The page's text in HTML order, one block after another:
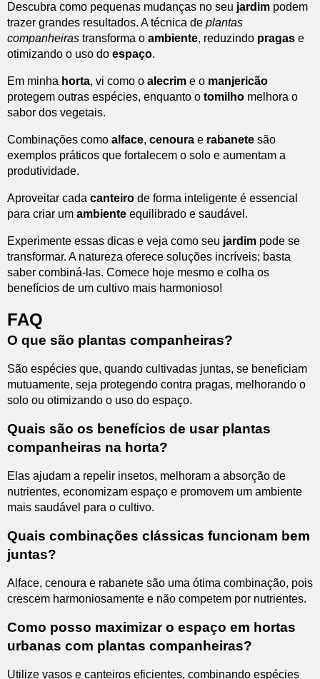
Descubra como pequenas mudanças no seu jardim podem
trazer grandes resultados. A técnica de plantas
companheiras transforma o ambiente, reduzindo pragas e
otimizando o uso do espaço.
Em minha horta, vi como o alecrim e o manjericão
protegem outras espécies, enquanto o tomilho melhora o
sabor dos vegetais.
Combinações como alface, cenoura e rabanete são
exemplos práticos que fortalecem o solo e aumentam a
produtividade.
Aproveitar cada canteiro de forma inteligente é essencial
para criar um ambiente equilibrado e saudável.
Experimente essas dicas e veja como seu jardim pode se
transformar. A natureza oferece soluções incríveis; basta
saber combiná-las. Comece hoje mesmo e colha os
benefícios de um cultivo mais harmonioso!
FAQ
O que são plantas companheiras?
São espécies que, quando cultivadas juntas, se beneficiam
mutuamente, seja protegendo contra pragas, melhorando o
solo ou otimizando o uso do espaço.
Quais são os benefícios de usar plantas
companheiras na horta?
Elas ajudam a repelir insetos, melhoram a absorção de
nutrientes, economizam espaço e promovem um ambiente
mais saudável para o cultivo.
Quais combinações clássicas funcionam bem
juntas?
Alface, cenoura e rabanete são uma ótima combinação, pois
crescem harmoniosamente e não competem por nutrientes.
Como posso maximizar o espaço em hortas
urbanas com plantas companheiras?
Utilize vasos e canteiros eficientes, combinando espécies